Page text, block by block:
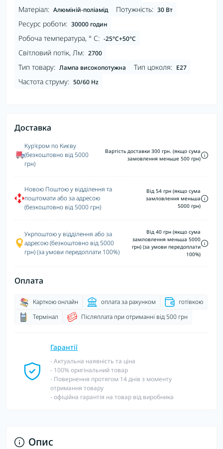
Матеріал: Алюміній-поліамід Потужність: 30 Вт
Ресурс роботи: 30000 годин
Робоча температура, ° С: -25°C+50°С
Світловий потік, Лм: 2700
Тип товару: Лампа високопотужна Тип цоколя: Е27
Частота струму: 50/60 Hz
Доставка
Кур'єром по Києву
(безкоштовно від 5000
грн)
Вартість доставки 300 грн. (якщо сума
замовлення меньше 500 грн)
Новою Поштою у відділення та
поштомати або за адресою
(безкоштовно від 5000 грн)
Від 54 грн (якщо сума
замловлення меньша
5000 грн)
Укрпоштою у відділення або за
адресою (безкоштовно від 5000
грн) (за умови передоплати 100%)
Від 40 грн (якщо сума
замловлення меньша 5000
грн) (за умови передоплати
100%)
Оплата
Карткою онлайн оплата за рахунком
готівкою
Термінал
Післяплата при отриманні від 500 грн
Гарантії
- Актуальна наявність та ціна
- 100% оригінальний товар
- Повернення протягом 14 днів з моменту
отримання товару
- офіційна гарантія на товар від виробника
Опис